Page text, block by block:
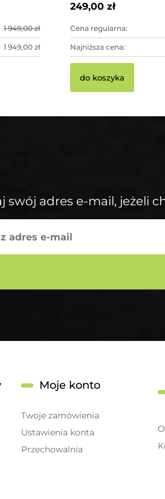
1 949,00 zł
1 949,00 zł
249,00 zł
Cena regularna:
Najniższa cena:
do koszyka
swój adres e-mail, jeżeli
Moje konto
Twoje zamówienia
Ustawienia konta
Przechowalnia